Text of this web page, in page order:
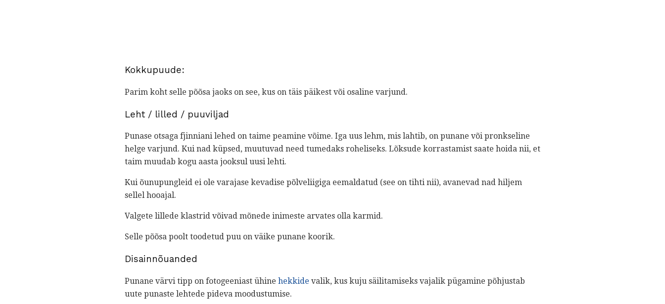
Kokkupuude:
Parim koht selle põõsa jaoks on see, kus on täis päikest või osaline varjund.
Leht / lilled / puuviljad
Punase otsaga fjinniani lehed on taime peamine võime. Iga uus lehm, mis lahtib, on punane või pronkseline
helge varjund. Kui nad küpsed, muutuvad need tumedaks roheliseks. Lõksude korrastamist saate hoida nii, et
taim muudab kogu aasta jooksul uusi lehti.
Kui õunupungleid ei ole varajase kevadise põlveliigiga eemaldatud (see on tihti nii), avanevad nad hiljem
sellel hooajal.
Valgete lillede klastrid võivad mõnede inimeste arvates olla karmid.
Selle põõsa poolt toodetud puu on väike punane koorik.
Disainnõuanded
Punane värvi tipp on fotogeeniast ühine hekkide valik, kus kuju säilitamiseks vajalik pügamine põhjustab
uute punaste lehtede pideva moodustumise.